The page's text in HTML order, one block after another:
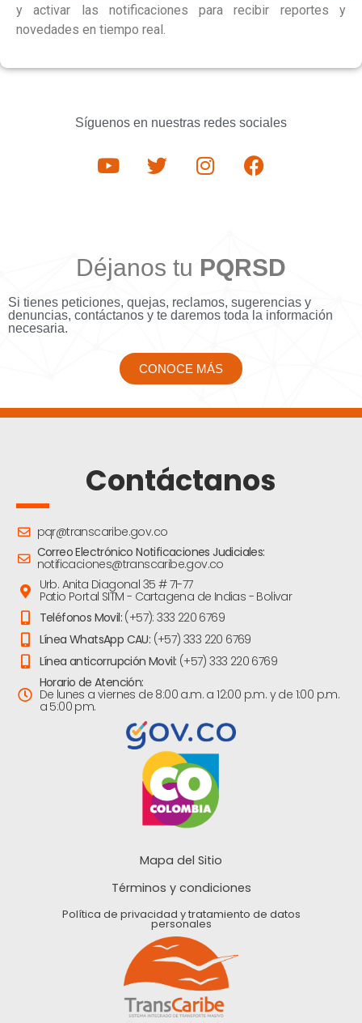
y activar las notificaciones para recibir reportes y
novedades en tiempo real.
Síguenos en nuestras redes sociales
Déjanos tu PQRSD
Si tienes peticiones, quejas, reclamos, sugerencias y
denuncias, contáctanos y te daremos toda la información
necesaria.
CONOCE MÁS
Contáctanos
pqr@transcaribe.gov.co
Correo Electrónico Notificaciones Judiciales:
notificaciones@transcaribe.gov.co
Urb. Anita Diagonal 35 # 71-77
Patio Portal SITM - Cartagena de Indias - Bolivar
Teléfonos Movil: (+57): 333 220 6769
Línea WhatsApp CAU: (+57) 333 220 6769
Línea anticorrupción Movil: (+57) 333 220 6769
Horario de Atención:
De lunes a viernes de 8:00 a.m. a 12:00 p.m. y de 1:00 p.m.
a 5:00 pm.
Mapa del Sitio
Términos y condiciones
Política de privacidad y tratamiento de datos
personales